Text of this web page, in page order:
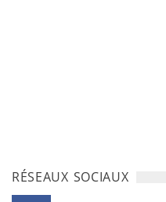
RÉSEAUX SOCIAUX